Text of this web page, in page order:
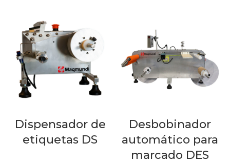
Dispensador de
etiquetas DS
Desbobinador
automático para
marcado DES